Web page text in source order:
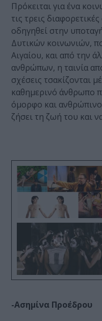
Πρόκειται για ένα
τις τρεις
οδηγηθεί στην
Δυτικών κοινωνιών,
Αιγαίου, και από την
ανθρώπων, η ταινία
σχέσεις τσακίζονται
καθημερινό άνθρωπο
όμορφο και ανθρώπινο
ζήσει τη ζωή του και
-Ασημίνα Προέδρου